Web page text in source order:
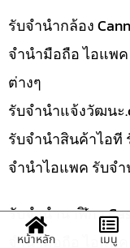
รับจำนำกล้อง
จำนำมือถือ ไอแพ
ต่างๆ
รับจํานําแจ้งวัฒนะ
รับจำนำสินค้าไอที
จำนำไอแพค รับจ
รับจำนำนาฬิกา
จำนำมือถือ ไอแพ
หน้าหลัก เมนู